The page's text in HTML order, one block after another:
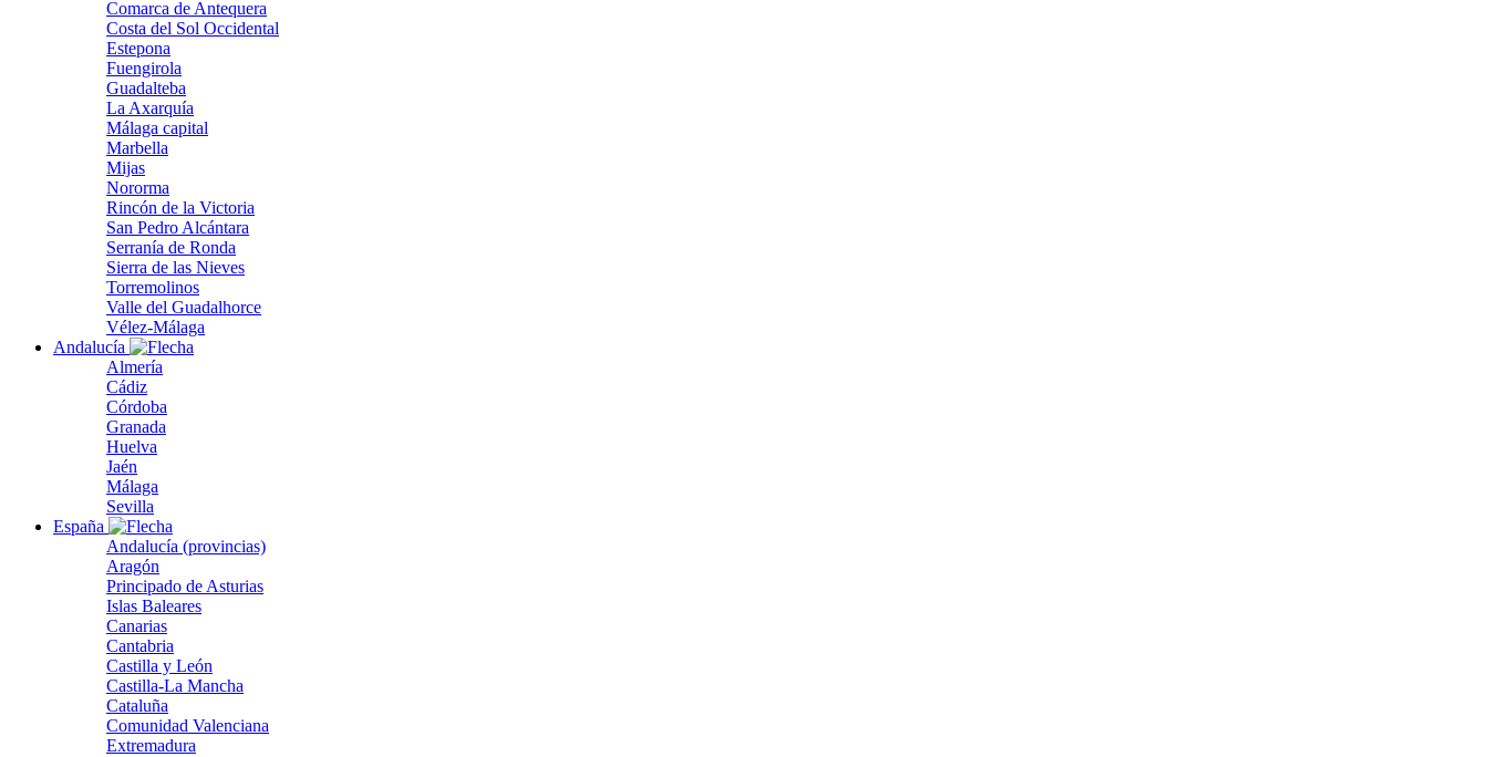
Comarca de Antequera
Costa del Sol Occidental
Estepona
Fuengirola
Guadalteba
La Axarquía
Málaga capital
Marbella
Mijas
Nororma
Rincón de la Victoria
San Pedro Alcántara
Serranía de Ronda
Sierra de las Nieves
Torremolinos
Valle del Guadalhorce
Vélez-Málaga
Andalucía
Almería
Cádiz
Córdoba
Granada
Huelva
Jaén
Málaga
Sevilla
España
Andalucía (provincias)
Aragón
Principado de Asturias
Islas Baleares
Canarias
Cantabria
Castilla y León
Castilla-La Mancha
Cataluña
Comunidad Valenciana
Extremadura